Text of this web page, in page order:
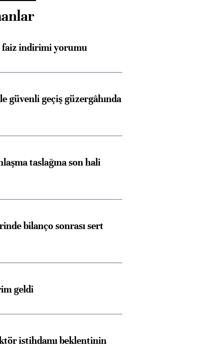
faiz indirimi yorumu
güvenli geçiş güzergâhında
taslağına son hali
bilanço sonrası sert
geldi
istihdamı beklentinin